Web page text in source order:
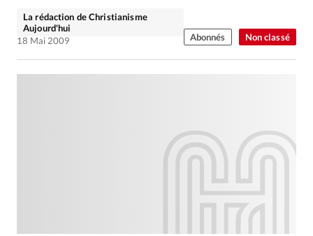
Non classé
La rédaction de Christianisme
Aujourd'hui
18 Mai 2009
Abonnés